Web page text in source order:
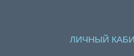
ЛИЧНЫЙ